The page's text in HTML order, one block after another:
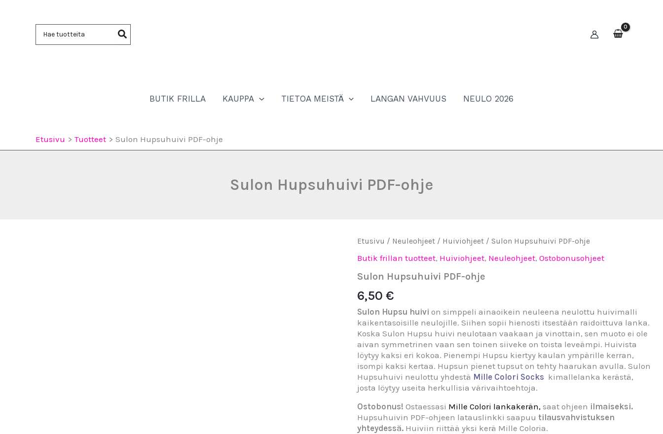
BUTIK FRILLA KAUPPA TIETOA MEISTÄ LANGAN VAHVUUS NEULO 2026
Etusivu Tuotteet Sulon Hupsuhuivi PDF-ohje
Sulon Hupsuhuivi PDF-ohje
Etusivu / Neuleohjeet / Huiviohjeet / Sulon Hupsuhuivi PDF-ohje
Butik frillan tuotteet, Huiviohjeet, Neuleohjeet,Ostobonusohjeet
Sulon Hupsuhuivi PDF-ohje
6,50€
Sulon Hupsu huivi on simppeli ainaoikein neuleena neulottu huivimalli
kaikentasoisille neulojille. Siihen sopii hienosti itsestään raidoittuva lanka.
Koska Sulon Hupsu huivi neulotaan vaakaan ja vinottain, sen muoto ei ole
aivan symmetrinen vaan sen toinen siiveke on toista leveämpi. Huivista
löytyy kaksi eri kokoa. Pienempi Hupsu kiertyy kaulan ympärille kerran,
isompi kaksi kertaa. Hupsun pienet tupsut on tehty haarukan avulla. Sulon
Hupsuhuivi neulottu yhdestä Mille Colori Socks kimallelanka kerästä,
josta löytyy useita herkullisia värivaihtoehtoja.
Ostobonus! Ostaessasi Mille Colori lankakerän, saat ohjeen ilmaiseksi.
Hupsuhuivin PDF-ohjeen latauslinkki saapuutilausvahvistuksen
yhteydessä. Huiviin riittää yksi kerä Mille Coloria.
Sulon
PDF-
määrä